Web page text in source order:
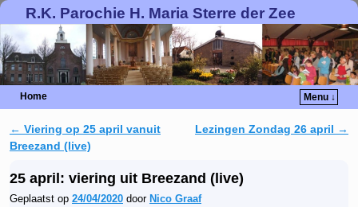
R.K. Parochie H. Maria Sterre der Zee
Home Menu ↓
Berichtnavigatie
← Viering op 25 april vanuit
Breezand (live)
Lezingen Zondag 26 april →
25 april: viering uit Breezand (live)
Geplaatst op 24/04/2020 door Nico Graaf